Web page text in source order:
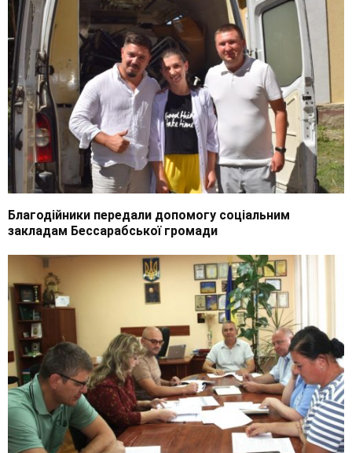
Благодійники передали допомогу соціальним
закладам Бессарабської громади